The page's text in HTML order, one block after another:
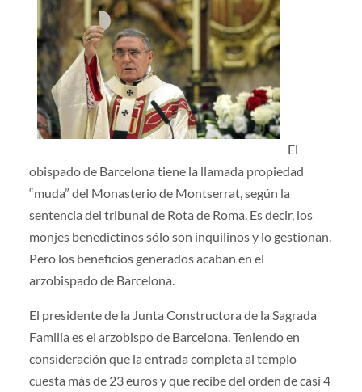
El
obispado de Barcelona tiene la llamada propiedad
“muda” del Monasterio de Montserrat, según la
sentencia del tribunal de Rota de Roma. Es decir, los
monjes benedictinos sólo son inquilinos y lo gestionan.
Pero los beneficios generados acaban en el
arzobispado de Barcelona.
El presidente de la Junta Constructora de la Sagrada
Familia es el arzobispo de Barcelona. Teniendo en
consideración que la entrada completa al templo
cuesta más de 23 euros y que recibe del orden de casi 4